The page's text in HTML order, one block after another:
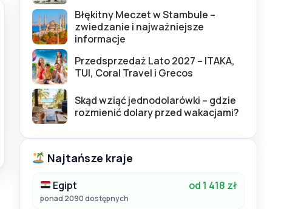
Błękitny Meczet w Stambule –
zwiedzanie i najważniejsze
informacje
Przedsprzedaż Lato 2027 – ITAKA,
TUI, Coral Travel i Grecos
Skąd wziąć jednodolarówki – gdzie
rozmienić dolary przed wakacjami?
Najtańsze kraje
Egipt od 1 418 zł
ponad 2090 dostępnych